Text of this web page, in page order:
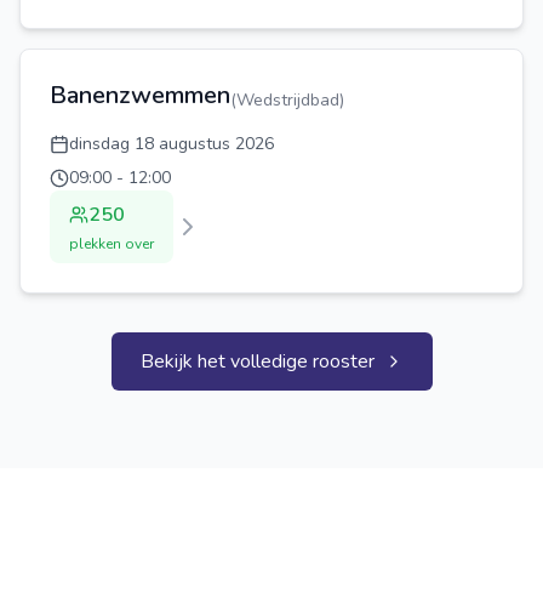
Banenzwemmen(Wedstrijdbad)
dinsdag 18 augustus 2026
09:00 - 12:00
250
plekken over
Bekijk het volledige rooster